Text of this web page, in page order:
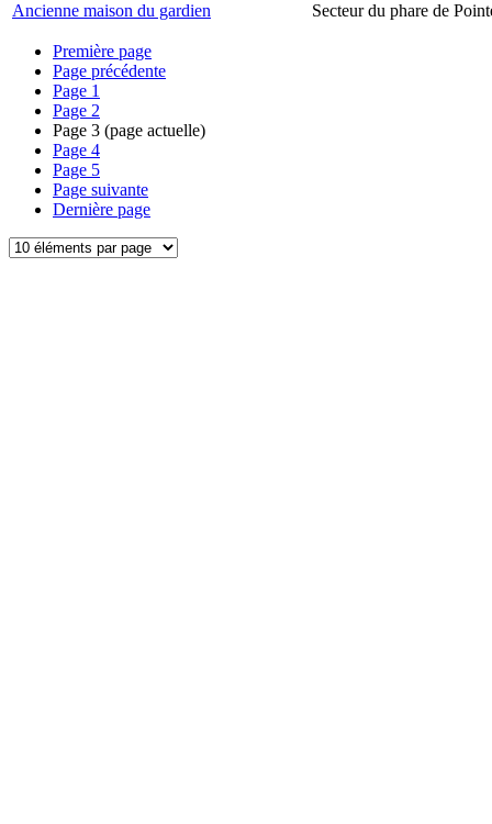
Ancienne maison du gardien
Secteur du phare de
Première page
Page précédente
Page 1
Page 2
Page 3 (page actuelle)
Page 4
Page 5
Page suivante
Dernière page